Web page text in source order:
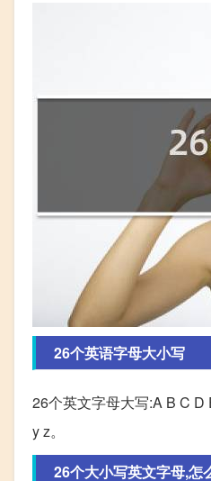
26个英语字母大小写
26个英文字母大写:A B C D
y z。
26个大小写英文字母,怎